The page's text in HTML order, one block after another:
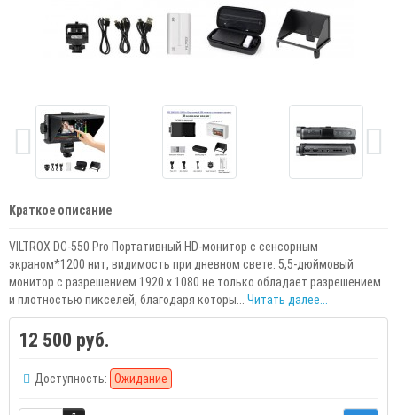
Краткое описание
VILTROX DC-550 Pro Портативный HD-монитор с сенсорным
экраном*1200 нит, видимость при дневном свете: 5,5-дюймовый
монитор с разрешением 1920 x 1080 не только обладает разрешением
и плотностью пикселей, благодаря которы... Читать далее...
12 500 руб.
Доступность: Ожидание